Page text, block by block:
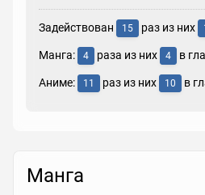
Задействован 15 раз из них
Манга: 4 раза из них 4 в
Аниме: 11 раз из них 10 в
Манга